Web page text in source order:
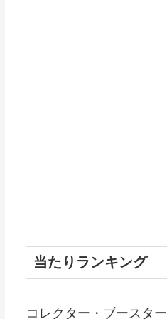
当たりランキング
コレクター・ブースタ